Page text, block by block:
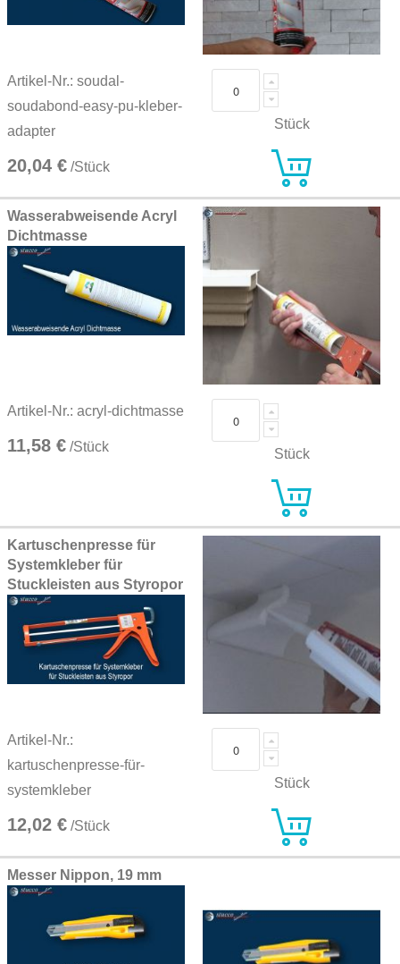
Artikel-Nr.: soudal-
soudabond-easy-pu-kleber-
adapter
20,04 € /Stück
Stück
Wasserabweisende Acryl
Dichtmasse
Artikel-Nr.: acryl-dichtmasse
11,58 € /Stück Stück
Kartuschenpresse für
Systemkleber für
Stuckleisten aus Styropor
Artikel-Nr.:
kartuschenpresse-für-
systemkleber
12,02 € /Stück
Stück
Messer Nippon, 19 mm